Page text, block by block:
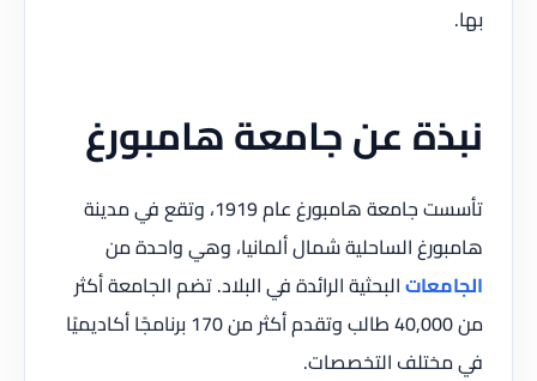
بها.
نبذة عن جامعة هامبورغ
تأسست جامعة هامبورغ عام 1919، وتقع في مدينة
هامبورغ الساحلية شمال ألمانيا، وهي واحدة من
الجامعاتالبحثية الرائدة في البلاد. تضم الجامعة أكثر
من 40,000 طالب وتقدم أكثر من 170 برنامجًا أكاديميًا
في مختلف التخصصات.